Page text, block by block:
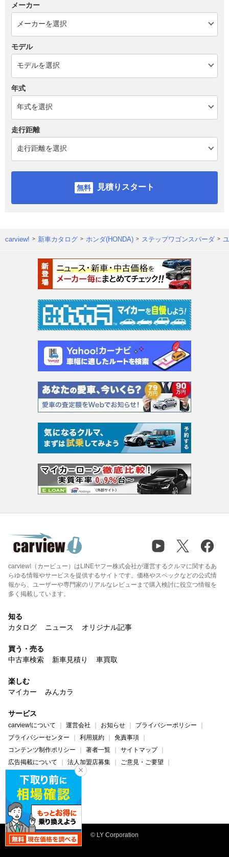
メーカー
モデル
年式
走行距離
見積りスタート
carview! 新車カタログ ホンダ(HONDA) ステップワゴンスパーダ
carview!（カービュー）はLINEヤフー株式会社が運営するクルマに関するあ
らゆる情報やサービスを提供するサイトです。価格やスペックなどの公式情
報から、ユーザーや専門家のリアルなレビューまで購入検討に役立つ情報を
多く掲載しています。
知る
カタログ
ニュース オリジナル記事
買う・売る
中古車検索
新車見積り 車買取
楽しむ
マイカー
みんカラ
サービス
carview!について 運営会社 お知らせ
プライバシーポリシー
プライバシーセンター
利用規約
免責事項
コンテンツ制作ポリシー
著者一覧
サイトマップ
広告掲載について
法人加盟店募集
ご意見・ご要望
ヘルプ・お問い合わせ
carview! Yahoo! JAPAN
© LY Corporation